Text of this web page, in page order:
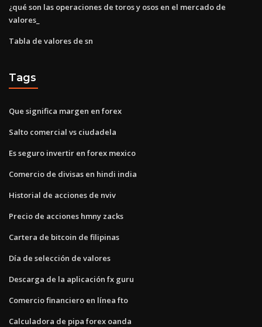
¿qué son las operaciones de toros y osos en el mercado de
valores_
Tabla de valores de sn
Tags
Que significa margen en forex
Salto comercial vs ciudadela
Es seguro invertir en forex mexico
Comercio de divisas en hindi india
Historial de acciones de nviv
Precio de acciones hmny zacks
Cartera de bitcoin de filipinas
Día de selección de valores
Descarga de la aplicación fx guru
Comercio financiero en línea fto
Calculadora de pipa forex oanda